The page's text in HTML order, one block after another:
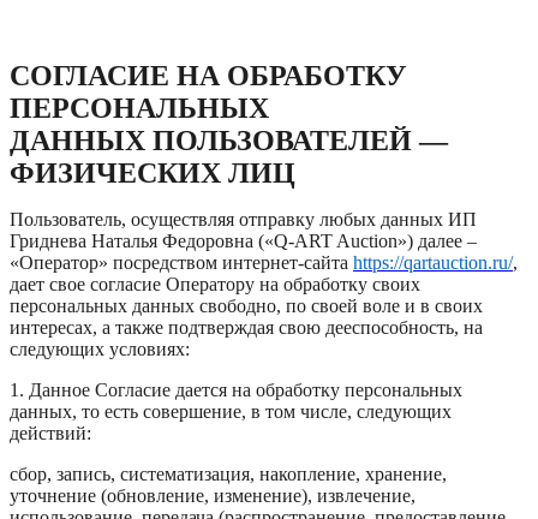
СОГЛАСИЕ НА ОБРАБОТКУ
ПЕРСОНАЛЬНЫХ
ДАННЫХ ПОЛЬЗОВАТЕЛЕЙ —
ФИЗИЧЕСКИХ ЛИЦ
Пользователь, осуществляя отправку любых данных ИП
Гриднева Наталья Федоровна («Q-ART Auction») далее –
«Оператор» посредством интернет-сайта https://qartauction.ru/,
дает свое согласие Оператору на обработку своих
персональных данных свободно, по своей воле и в своих
интересах, а также подтверждая свою дееспособность, на
следующих условиях:
1. Данное Согласие дается на обработку персональных
данных, то есть совершение, в том числе, следующих
действий:
сбор, запись, систематизация, накопление, хранение,
уточнение (обновление, изменение), извлечение,